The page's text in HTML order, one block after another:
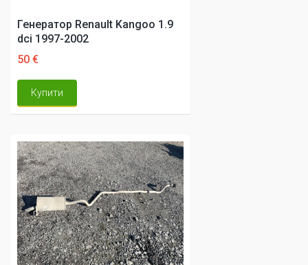
Генератор Renault Kangoo 1.9
dci 1997-2002
50 €
Купити